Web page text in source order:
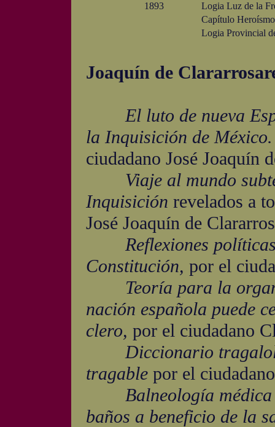
1893
Logia Luz de la
Capítulo Heroísmo
Logia Provincial
Joaquín de
El luto de nueva
la Inquisición de
ciudadano José Joaquín
Viaje al mundo
Inquisición revelados a
José Joaquín de
Reflexiones
Constitución, por el
Teoría para la
nación española puede
clero, por el ciudadano
Diccionario
tragable por el
Balneología
baños a beneficio de la